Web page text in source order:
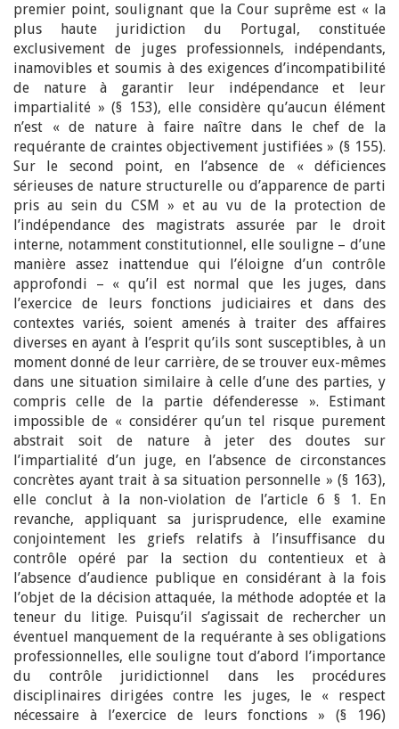
premier point, soulignant que la Cour suprême est « la
plus haute juridiction du Portugal, constituée
exclusivement de juges professionnels, indépendants,
inamovibles et soumis à des exigences d’incompatibilité
de nature à garantir leur indépendance et leur
impartialité » (§ 153), elle considère qu’aucun élément
n’est « de nature à faire naître dans le chef de la
requérante de craintes objectivement justifiées » (§ 155).
Sur le second point, en l’absence de « déficiences
sérieuses de nature structurelle ou d’apparence de parti
pris au sein du CSM » et au vu de la protection de
l’indépendance des magistrats assurée par le droit
interne, notamment constitutionnel, elle souligne – d’une
manière assez inattendue qui l’éloigne d’un contrôle
approfondi – « qu’il est normal que les juges, dans
l’exercice de leurs fonctions judiciaires et dans des
contextes variés, soient amenés à traiter des affaires
diverses en ayant à l’esprit qu’ils sont susceptibles, à un
moment donné de leur carrière, de se trouver eux-mêmes
dans une situation similaire à celle d’une des parties, y
compris celle de la partie défenderesse ». Estimant
impossible de « considérer qu’un tel risque purement
abstrait soit de nature à jeter des doutes sur
l’impartialité d’un juge, en l’absence de circonstances
concrètes ayant trait à sa situation personnelle » (§ 163),
elle conclut à la non-violation de l’article 6 § 1. En
revanche, appliquant sa jurisprudence, elle examine
conjointement les griefs relatifs à l’insuffisance du
contrôle opéré par la section du contentieux et à
l’absence d’audience publique en considérant à la fois
l’objet de la décision attaquée, la méthode adoptée et la
teneur du litige. Puisqu’il s’agissait de rechercher un
éventuel manquement de la requérante à ses obligations
professionnelles, elle souligne tout d’abord l’importance
du contrôle juridictionnel dans les procédures
disciplinaires dirigées contre les juges, le « respect
nécessaire à l’exercice de leurs fonctions » (§ 196)